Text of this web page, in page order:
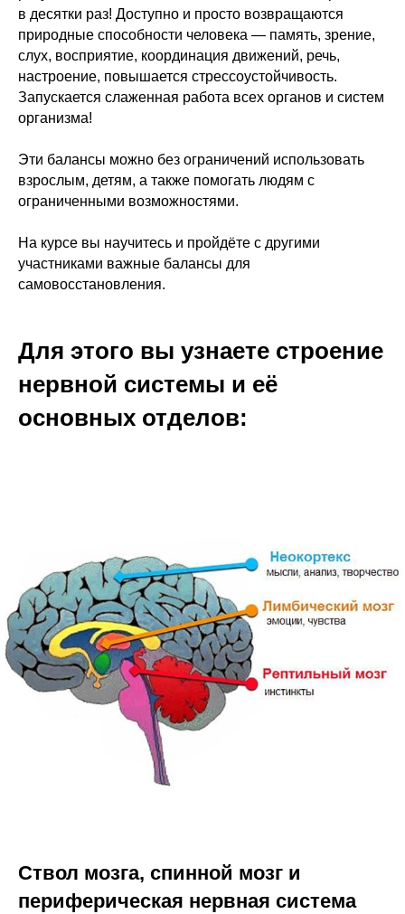
в десятки раз! Доступно и просто возвращаются
природные способности человека — память, зрение,
слух, восприятие, координация движений, речь,
настроение, повышается стрессоустойчивость.
Запускается слаженная работа всех органов и систем
организма!
Эти балансы можно без ограничений использовать
взрослым, детям, а также помогать людям с
ограниченными возможностями.
На курсе вы научитесь и пройдёте с другими
участниками важные балансы для
самовосстановления.
Для этого вы узнаете строение
нервной системы и её
основных отделов:
Ствол мозга, спинной мозг и
периферическая нервная система